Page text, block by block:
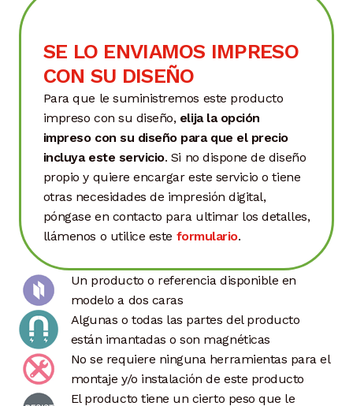
SE LO ENVIAMOS IMPRESO
CON SU DISEÑO
Para que le suministremos este producto
impreso con su diseño, elija la opción
impreso con su diseño para que el precio
incluya este servicio. Si no dispone de diseño
propio y quiere encargar este servicio o tiene
otras necesidades de impresión digital,
póngase en contacto para ultimar los detalles,
llámenos o utilice este formulario.
Un producto o referencia disponible en
modelo a dos caras
Algunas o todas las partes del producto
están imantadas o son magnéticas
No se requiere ninguna herramientas para el
montaje y/o instalación de este producto
El producto tiene un cierto peso que le